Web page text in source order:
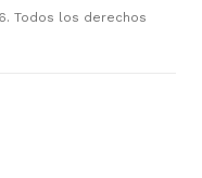
Todos los derechos